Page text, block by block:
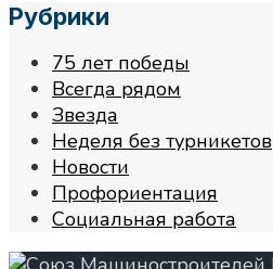
Рубрики
75 лет победы
Всегда рядом
Звезда
Неделя без турникетов
Новости
Профориентация
Социальная работа